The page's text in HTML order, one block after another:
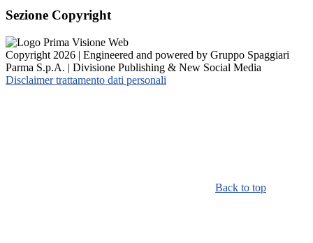
Sezione Copyright
Copyright 2026 | Engineered and powered by Gruppo Spaggiari
Parma S.p.A. | Divisione Publishing & New Social Media
Disclaimer trattamento dati personali
Back to top